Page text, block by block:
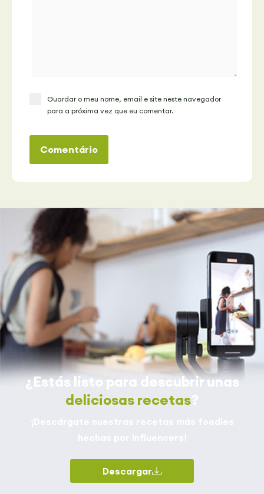
Guardar o meu nome, email e site neste navegador
para a próxima vez que eu comentar.
Comentário
¿Estás listo para descubrir unas
deliciosas recetas
Descargar